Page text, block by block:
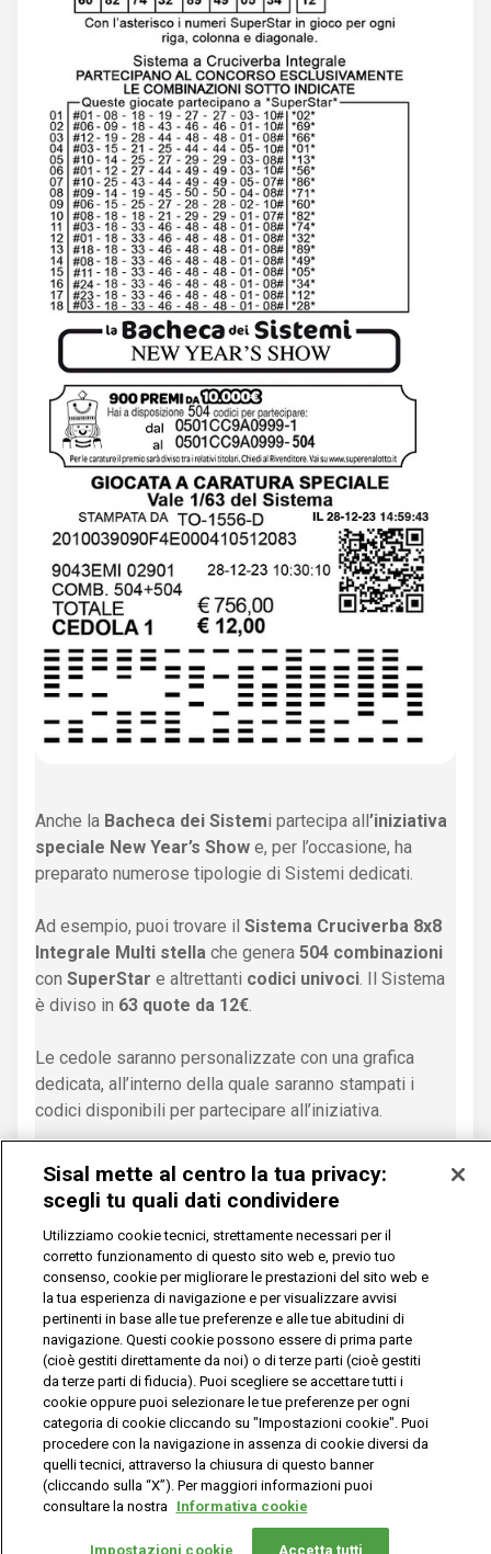
Anche la Bacheca dei Sistemi partecipa all’iniziativa
speciale New Year’s Show e, per l’occasione, ha
preparato numerose tipologie di Sistemi dedicati.
Ad esempio, puoi trovare il Sistema Cruciverba 8x8
Integrale Multi stella che genera 504 combinazioni
con SuperStar e altrettanti codici univoci. Il Sistema
è diviso in 63 quote da 12€.
Le cedole saranno personalizzate con una grafica
dedicata, all’interno della quale saranno stampati i
codici disponibili per partecipare all’iniziativa.
Ricorda che, in caso di giocate a caratura, anche i premi
speciali sono divisi, in parti uguali, tra i titolari delle
relative quote in cui è diviso il Sistema.
GIOCATA DA
ESPOSIZIONE
Puoi partecipare all’estrazione deipremi garantiti da
10.000€anche con leGiocate da Esposizione New
Year’s Showche troverai esposte sulla vetrina del tuo
Rivenditore.
Vuoi giocare
online?
Sisal mette al centro la tua privacy:
scegli tu quali dati condividere
Utilizziamo cookie tecnici, strettamente necessari per il
corretto funzionamento di questo sito web e, previo tuo
consenso, cookie per migliorare le prestazioni del sito web e
la tua esperienza di navigazione e per visualizzare avvisi
pertinenti in base alle tue preferenze e alle tue abitudini di
navigazione. Questi cookie possono essere di prima parte
(cioè gestiti direttamente da noi) o di terze parti (cioè gestiti
da terze parti di fiducia). Puoi scegliere se accettare tutti i
cookie oppure puoi selezionare le tue preferenze per ogni
categoria di cookie cliccando su "Impostazioni cookie". Puoi
procedere con la navigazione in assenza di cookie diversi da
quelli tecnici, attraverso la chiusura di questo banner
(cliccando sulla “X”). Per maggiori informazioni puoi
consultare la nostra Informativa cookie
Impostazioni cookie Accetta tutti